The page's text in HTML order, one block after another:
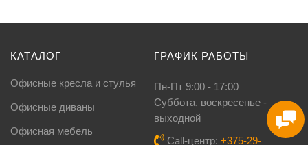
КАТАЛОГ
Офисные кресла и стулья
Офисные диваны
Офисная мебель
ГРАФИК РАБОТЫ
Пн-Пт 9:00 - 17:00
Cуббота, воскресенье -
выходной
Call-центр: +375-29-